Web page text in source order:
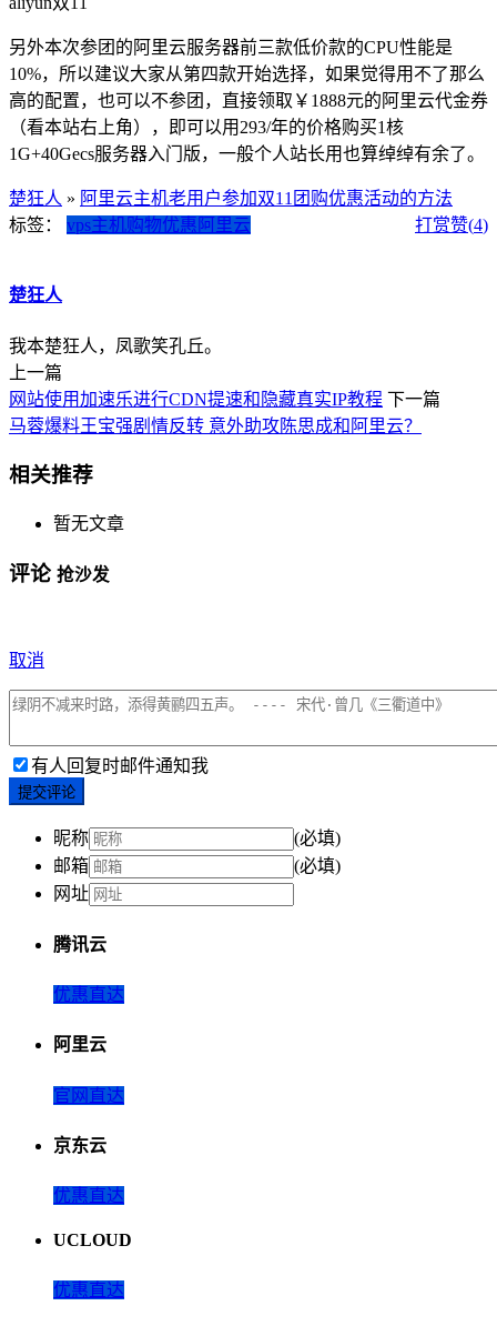
另外本次参团的阿里云服务器前三款低价款的CPU性能是
10%，所以建议大家从第四款开始选择，如果觉得用不了那么
高的配置，也可以不参团，直接领取￥1888元的阿里云代金券
（看本站右上角），即可以用293/年的价格购买1核
1G+40Gecs服务器入门版，一般个人站长用也算绰绰有余了。
楚狂人 » 阿里云主机老用户参加双11团购优惠活动的方法
打赏赞(4)
标签： vps主机购物优惠 阿里云
楚狂人
我本楚狂人，凤歌笑孔丘。
上一篇
网站使用加速乐进行CDN提速和隐藏真实IP教程 下一篇
马蓉爆料王宝强剧情反转 意外助攻陈思成和阿里云？
相关推荐
暂无文章
评论 抢沙发
取消
有人回复时邮件通知我
提交评论
昵称
(必填)
邮箱
(必填)
网址
腾讯云
优惠直达
阿里云
官网直达
京东云
优惠直达
UCLOUD
优惠直达